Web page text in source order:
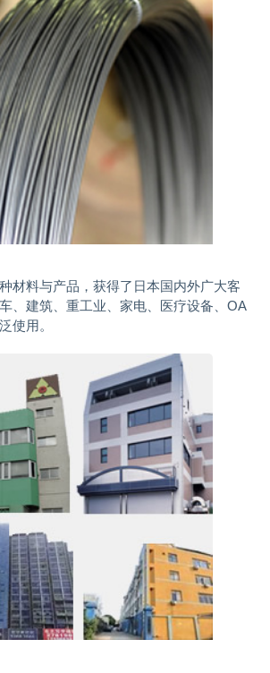
材料与产品，获得了日本国内外广大客
、建筑、重工业、家电、医疗设备、OA
使用。